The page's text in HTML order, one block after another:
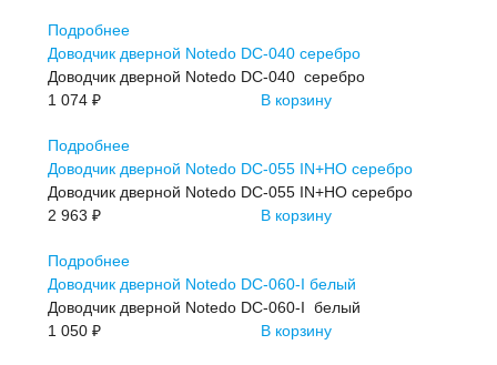
Подробнее
Доводчик дверной Notedo DC-040 серебро
Доводчик дверной Notedo DC-040 серебро
1 074 ₽
В корзину
Подробнее
Доводчик дверной Notedo DC-055 IN+HO серебро
Доводчик дверной Notedo DC-055 IN+HO серебро
2 963 ₽
В корзину
Подробнее
Доводчик дверной Notedo DC-060-I белый
Доводчик дверной Notedo DC-060-I белый
1 050 ₽
В корзину